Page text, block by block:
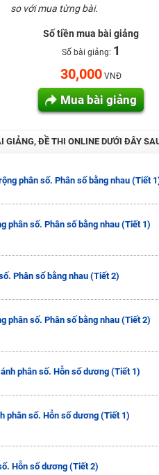
7 - xây nền vững chắc cho tương lai!
Toán, Văn, Hóa, Anh, Lý với giáo viên
so với mua từng bài.
Số tiền mua bài giảng
Số bài giảng: 1
30,000VNĐ
Mua bài giảng
GIẢNG, ĐỀ THI ONLINE DƯỚI ĐÂY
phân số. Phân số bằng nhau (Tiết
phân số. Phân số bằng nhau (Tiết 1)
Phân số bằng nhau (Tiết 2)
phân số. Phân số bằng nhau (Tiết 2)
phân số. Hỗn số dương (Tiết 1)
phân số. Hỗn số dương (Tiết 1)
Hỗn số dương (Tiết 2)